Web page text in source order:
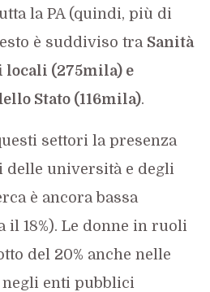
la PA (quindi, più di
è suddiviso tra Sanità
locali (275mila) e
Stato (116mila).
settori la presenza
università e degli
è ancora bassa
il 18%). Le donne in ruoli
del 20% anche nelle
negli enti pubblici